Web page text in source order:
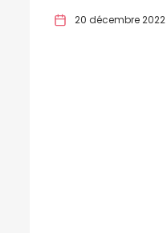
20 décembre 2022